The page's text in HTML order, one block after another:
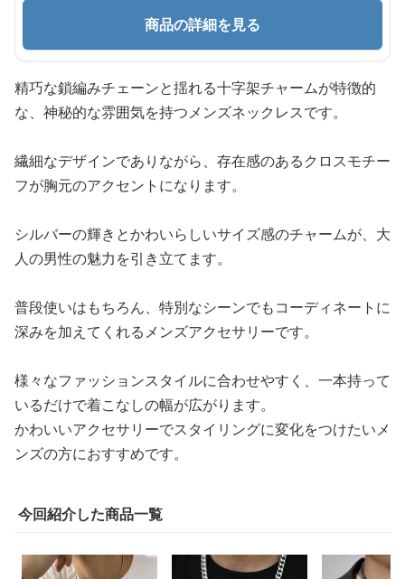
商品の詳細を見る
精巧な鎖編みチェーンと揺れる十字架チャームが特徴的
な、神秘的な雰囲気を持つメンズネックレスです。
繊細なデザインでありながら、存在感のあるクロスモチー
フが胸元のアクセントになります。
シルバーの輝きとかわいらしいサイズ感のチャームが、大
人の男性の魅力を引き立てます。
普段使いはもちろん、特別なシーンでもコーディネートに
深みを加えてくれるメンズアクセサリーです。
様々なファッションスタイルに合わせやすく、一本持って
いるだけで着こなしの幅が広がります。
かわいいアクセサリーでスタイリングに変化をつけたいメ
ンズの方におすすめです。
今回紹介した商品一覧